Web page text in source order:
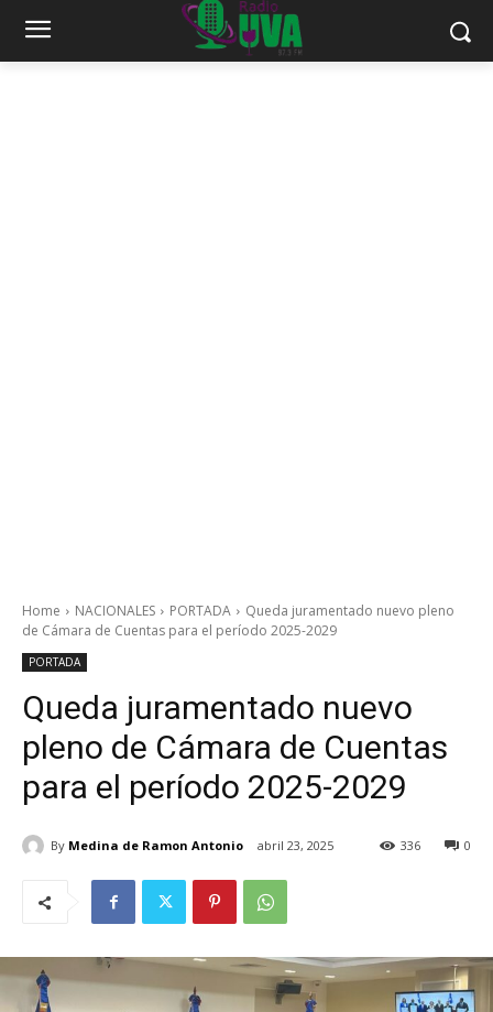
Home NACIONALES PORTADA
Queda juramentado nuevo pleno
de Cámara de Cuentas para el período 2025-2029
PORTADA
Queda juramentado nuevo
pleno de Cámara de Cuentas
para el período 2025-2029
By Medina de Ramon Antonio abril 23, 2025 0
336